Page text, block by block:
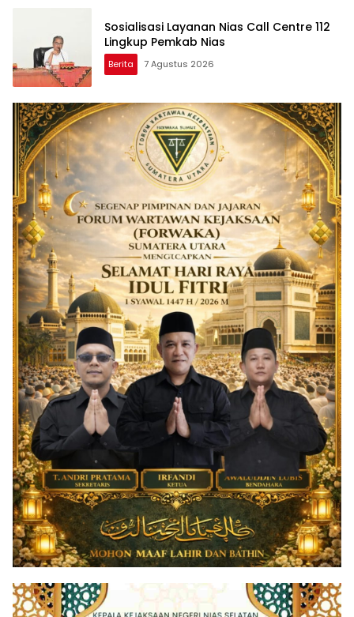
Sosialisasi Layanan Nias Call Centre 112
Lingkup Pemkab Nias
Berita 7 Agustus 2026